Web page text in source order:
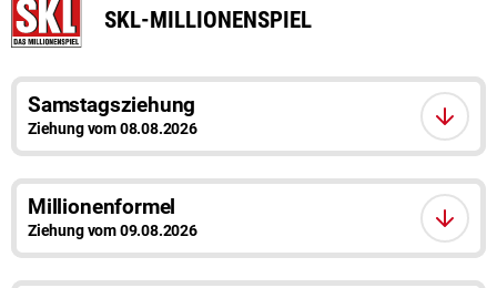
SKL-MILLIONENSPIEL
Samstagsziehung
Ziehung vom 08.08.2026
Millionenformel
Ziehung vom 09.08.2026